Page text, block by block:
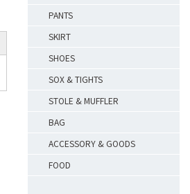
PANTS
SKIRT
SHOES
SOX & TIGHTS
STOLE & MUFFLER
BAG
ACCESSORY & GOODS
FOOD